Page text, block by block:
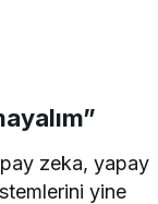
zeka, yapay
yine